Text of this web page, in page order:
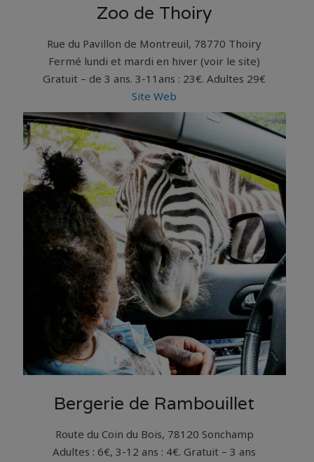
Zoo de Thoiry
Rue du Pavillon de Montreuil, 78770 Thoiry
Fermé lundi et mardi en hiver (voir le site)
Gratuit – de 3 ans. 3-11ans : 23€. Adultes 29€
Site Web
Bergerie de Rambouillet
Route du Coin du Bois, 78120 Sonchamp
Adultes : 6€, 3-12 ans : 4€. Gratuit – 3 ans